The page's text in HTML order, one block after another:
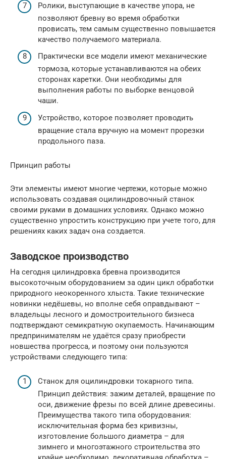
Ролики, выступающие в качестве упора, не
позволяют бревну во время обработки
провисать, тем самым существенно повышается
качество получаемого материала.
Практически все модели имеют механические
тормоза, которые устанавливаются на обеих
сторонах каретки. Они необходимы для
выполнения работы по выборке венцовой
чаши.
Устройство, которое позволяет проводить
вращение стала вручную на момент прорезки
продольного паза.
Принцип работы
Эти элементы имеют многие чертежи, которые можно
использовать создавая оцилиндровочный станок
своими руками в домашних условиях. Однако можно
существенно упростить конструкцию при учете того, для
решениях каких задач она создается.
Заводское производство
На сегодня цилиндровка бревна производится
высокоточным оборудованием за один цикл обработки
природного неокоренного хлыста. Такие технические
новинки недёшевы, но вполне себя оправдывают –
владельцы лесного и домостроительного бизнеса
подтверждают семикратную окупаемость. Начинающим
предпринимателям не удаётся сразу приобрести
новшества прогресса, и поэтому они пользуются
устройствами следующего типа:
Станок для оцилиндровки токарного типа.
Принцип действия: зажим деталей, вращение по
оси, движение фрезы по всей длине древесины.
Преимущества такого типа оборудования:
исключительная форма без кривизны,
изготовление большого диаметра – для
зимнего и многоэтажного строительства это